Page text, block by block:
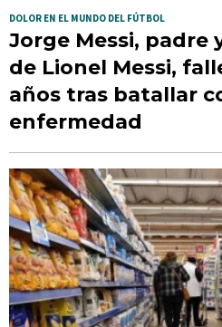
DOLOR EN EL MUNDO DEL FÚTBOL
Jorge Messi, padre
de Lionel Messi,
años tras batallar
enfermedad